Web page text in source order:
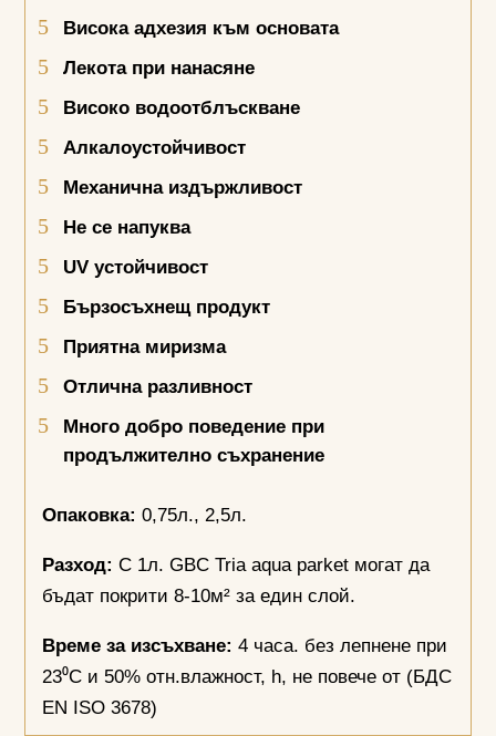
Висока адхезия към основата
Лекота при нанасяне
Високо водоотблъскване
Алкалоустойчивост
Механична издържливост
Не се напуква
UVустойчивост
Бързосъхнещ продукт
Приятна миризма
Отлична разливност
Много добро поведение при
продължително съхранение
Опаковка: 0,75л., 2,5л.
Разход: С 1л. GBC Tria aqua parket могат да
бъдат покрити 8-10м² за един слой.
Време за изсъхване: 4 часа. без лепнене при
23⁰С и 50% отн.влажност, h, не повече от (БДС
EN ISO 3678)